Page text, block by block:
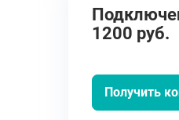
1200 руб.
Получить